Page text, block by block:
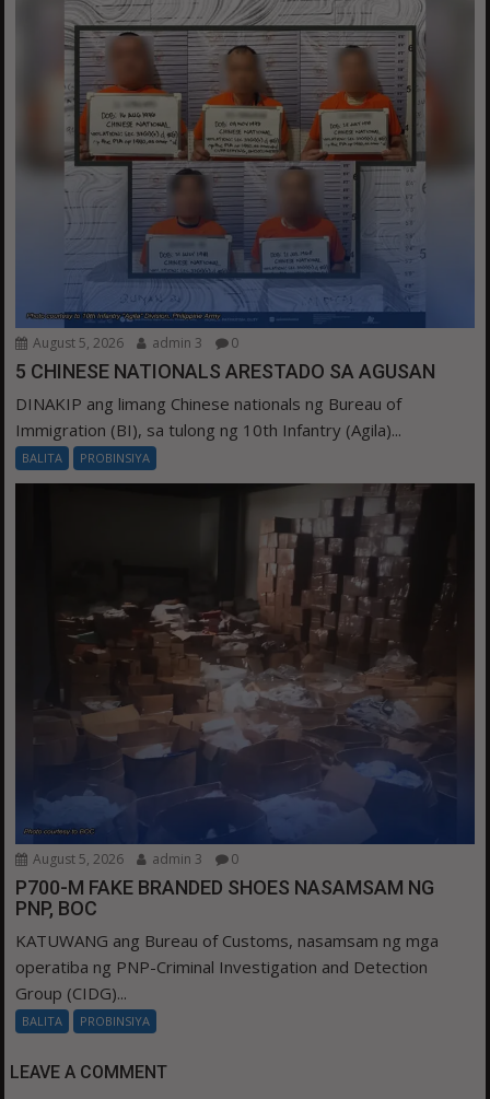
August 5, 2026 admin 3 0
5 CHINESE NATIONALS ARESTADO SA AGUSAN
DINAKIP ang limang Chinese nationals ng Bureau of
Immigration (BI), sa tulong ng 10th Infantry (Agila)...
BALITA PROBINSIYA
August 5, 2026 admin 3 0
P700-M FAKE BRANDED SHOES NASAMSAM NG
PNP, BOC
KATUWANG ang Bureau of Customs, nasamsam ng mga
operatiba ng PNP-Criminal Investigation and Detection
Group (CIDG)...
BALITA PROBINSIYA
LEAVE A COMMENT